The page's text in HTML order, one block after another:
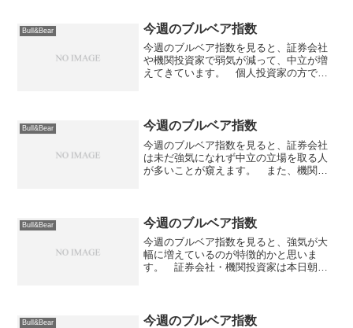
Bull&Bear 今週のブルベア指数
今週のブルベア指数を見ると、証券会社
や機関投資家で弱気が減って、中立が増
えてきています。 個人投資家の方では
るのでしょうか。 ただ、雰...
Bull&Bear 今週のブルベア指数
今週のブルベア指数を見ると、証券会社
は未だ強気になれず中立の立場を取る人
が多いことが窺えます。 また、機関投
も増えているのが気になる...
Bull&Bear 今週のブルベア指数
今週のブルベア指数を見ると、強気が大
幅に増えているのが特徴的かと思いま
す。 証券会社・機関投資家は本日朝の
が多くなっています。 個人投...
Bull&Bear 今週のブルベア指数